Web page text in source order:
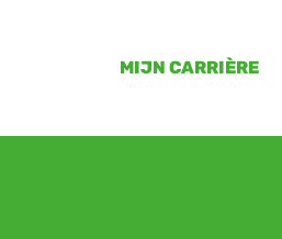
MIJN CARRIÈRE